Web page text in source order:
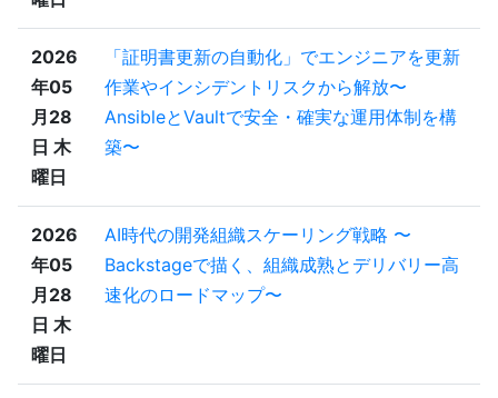
2026
年05
月28
日 木
曜日
「証明書更新の自動化」でエンジニアを更新
作業やインシデントリスクから解放〜
AnsibleとVaultで安全・確実な運用体制を構
築〜
2026
年05
月28
日 木
曜日
AI時代の開発組織スケーリング戦略 〜
Backstageで描く、組織成熟とデリバリー高
速化のロードマップ〜